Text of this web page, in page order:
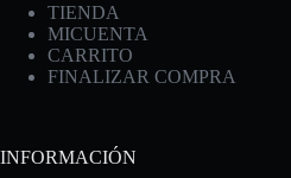
TIENDA
MICUENTA
CARRITO
FINALIZAR COMPRA
INFORMACIÓN